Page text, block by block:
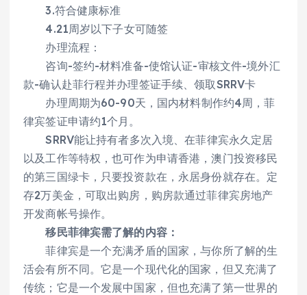
3.符合健康标准
4.21周岁以下子女可随签
办理流程：
咨询-签约-材料准备-使馆认证-审核文件-境外汇
款-确认赴菲行程并办理签证手续、领取SRRV卡
办理周期为60-90天，国内材料制作约4周，菲
律宾签证申请约1个月。
SRRV能让持有者多次入境、在菲律宾永久定居
以及工作等特权，也可作为申请香港，澳门投资移民
的第三国绿卡，只要投资款在，永居身份就存在。定
存2万美金，可取出购房，购房款通过菲律宾房地产
开发商帐号操作。
移民菲律宾需了解的内容：
菲律宾是一个充满矛盾的国家，与你所了解的生
活会有所不同。它是一个现代化的国家，但又充满了
传统；它是一个发展中国家，但也充满了第一世界的